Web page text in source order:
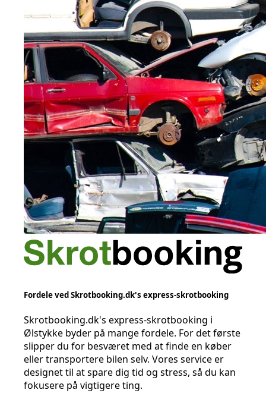
Fordele ved Skrotbooking.dk's express-skrotbooking
Skrotbooking.dk's express-skrotbooking i
Ølstykke byder på mange fordele. For det første
slipper du for besværet med at finde en køber
eller transportere bilen selv. Vores service er
designet til at spare dig tid og stress, så du kan
fokusere på vigtigere ting.